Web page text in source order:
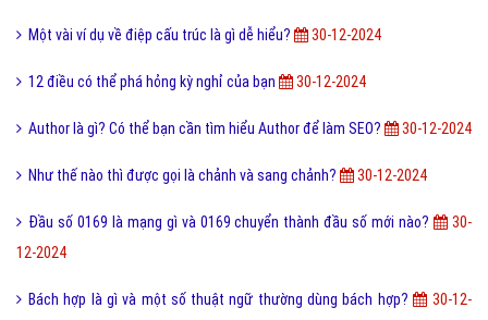
Một vài ví dụ về điệp cấu trúc là gì dễ hiểu? 30-12-2024
12 điều có thể phá hỏng kỳ nghỉ của bạn 30-12-2024
Author là gì? Có thể bạn cần tìm hiểu Author để làm SEO? 30-12-2024
Như thế nào thì được gọi là chảnh và sang chảnh? 30-12-2024
Đầu số 0169 là mạng gì và 0169 chuyển thành đầu số mới nào?
30-
12-2024
Bách hợp là gì và một số thuật ngữ thường dùng bách hợp?
30-12-